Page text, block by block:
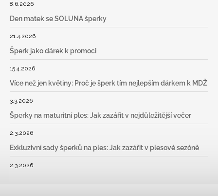
8.6.2026
Den matek se SOLUNA šperky
21.4.2026
Šperk jako dárek k promoci
15.4.2026
Více než jen květiny: Proč je šperk tím nejlepším dárkem k MDŽ
3.3.2026
Šperky na maturitní ples: Jak zazářit v nejdůležitější večer
2.3.2026
Exkluzivní sady šperků na ples: Jak zazářit v plesové sezóně
2.3.2026